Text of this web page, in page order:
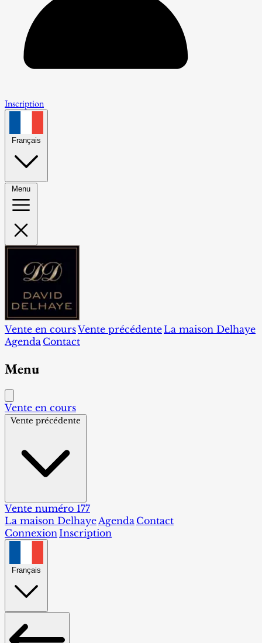
Inscription
Français
Menu
Vente en coursVente précédente La maison Delhaye
Agenda Contact
Menu
Vente en cours
Vente précédente
Vente numéro 177
La maison DelhayeAgenda Contact
ConnexionInscription
Français